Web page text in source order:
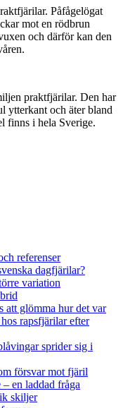
Påfågelögat
mot en rödbrun
och därför kan den
praktfjärilar. Den har
ytterkant och äter bland
finns i hela Sverige.
referenser
dagfjärilar?
variation
att glömma hur det var
rapsfjärilar efter
sprider sig i
försvar mot fjäril
en laddad fråga
skiljer